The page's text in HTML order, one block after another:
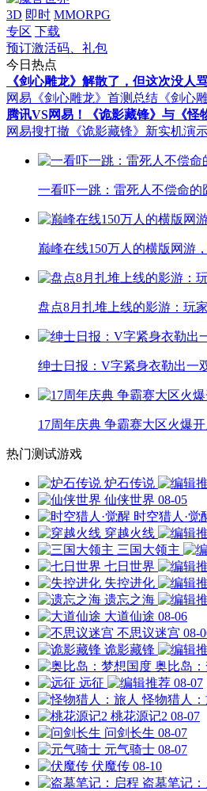
3D 即时 MMORPG
专区 下载
预订激活码、礼包
今日热点
《剑心雕龙》解散了，但这次没人
网易《剑心雕龙》首测总结 《剑心
腾讯VS网易！《诡影藏锋》与《怪
网易搜打撤《诡影藏锋》新实机演
一看吓一跳：雷死人不偿命的
巅峰在线150万人的横版网游
盘点8月扎堆上线的影游：玩
绅士日报：V字紧身衣勒出一
17周年庆典 争霸赛大区火爆
热门测试游戏
炉石传说
仙侠世界 08-05
时空猎人·觉
穿越火线
三国大领主
七日世界
失控进化
遗忘之海
大道仙途 08-06
不思议迷宫 08-
诡影藏锋
奥比岛
远征
08-07
怪物猎人：
桃花源记2 08-07
问剑长生 08-07
元气骑士 08-07
伏魔传 08-10
盗墓笔记